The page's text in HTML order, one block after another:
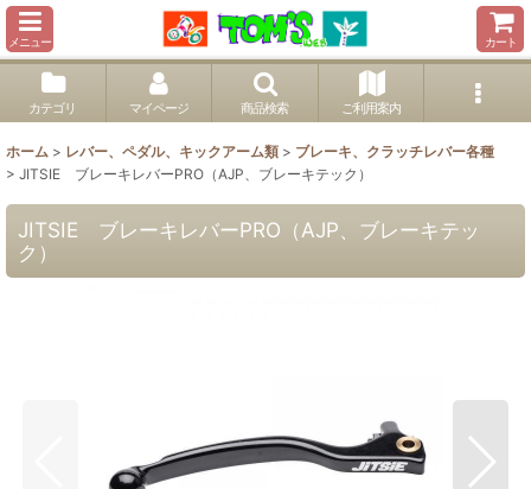
メニュー カート
カテゴリ マイページ 商品検索 ご利用案内
ホーム > レバー、ペダル、キックアーム類 > ブレーキ、クラッチレバー各種
> JITSIE ブレーキレバーPRO（AJP、ブレーキテック）
JITSIE ブレーキレバーPRO（AJP、ブレーキテッ
ク）